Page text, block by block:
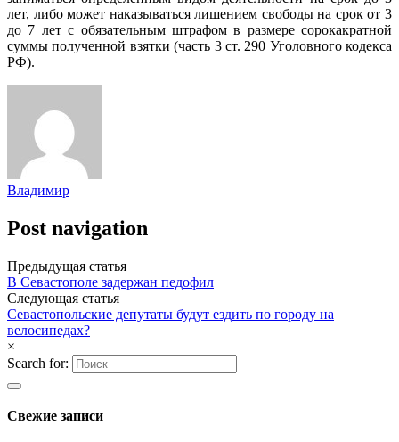
лет, либо может наказываться лишением свободы на срок от 3
до 7 лет с обязательным штрафом в размере сорокакратной
суммы полученной взятки (часть 3 ст. 290 Уголовного кодекса
РФ).
Владимир
Post navigation
Предыдущая статья
В Севастополе задержан педофил
Следующая статья
Севастопольские депутаты будут ездить по городу на
велосипедах?
×
Search for:
Свежие записи